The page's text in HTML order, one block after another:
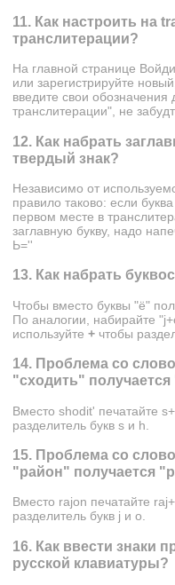
11. Как настроить на
транслитерации?
На главной странице
или зарегистрируйте
введите свои обозначения
транслитерации", не
12. Как набрать
твердый знак?
Независимо от
правило таково: если
первом месте в
заглавную букву, надо
Ь=''
13. Как набрать
Чтобы вместо буквы "ё"
По аналогии, набирайте
используйте + чтобы
14. Проблема со
"сxодить"
Вместо shodit' печатайте
разделитель букв s и h.
15. Проблема со
"район" получается
Вместо rajon печатайте
разделитель букв j и o.
16. Как ввести знаки
русской клавиатуры?